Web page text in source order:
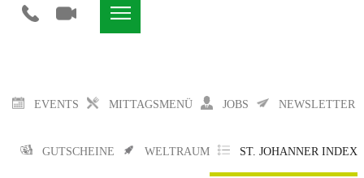
EVENTS MITTAGSMENÜ JOBS NEWSLETTER
GUTSCHEINE WELTRAUM ST. JOHANNER INDEX